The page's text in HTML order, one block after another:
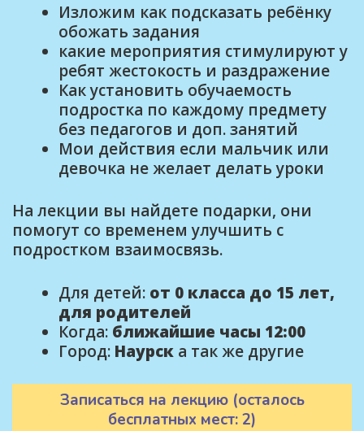
Изложим как подсказать ребёнку
обожать задания
какие мероприятия стимулируют у
ребят жестокость и раздражение
Как установить обучаемость
подростка по каждому предмету
без педагогов и доп. занятий
Мои действия если мальчик или
девочка не желает делать уроки
На лекции вы найдете подарки, они
помогут со временем улучшить с
подростком взаимосвязь.
Для детей: от 0 класса до 15 лет,
для родителей
Когда: ближайшие часы 12:00
Город: Наурск а так же другие
Записаться на лекцию (осталось
бесплатных мест: 2)